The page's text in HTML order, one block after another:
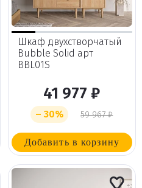
Шкаф двухстворчатый
Bubble Solid арт
BBL01S
41 977 ₽
– 30% 59 967 ₽
Добавить в корзину